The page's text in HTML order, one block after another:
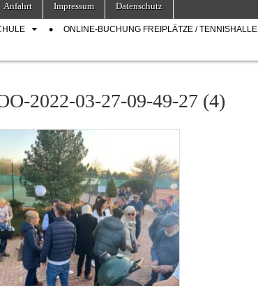
Anfahrt Impressum Datenschutz
ONLINE-BUCHUNG FREIPLÄTZE / TENNISHALLE
2022-03-27-09-49-27 (4)